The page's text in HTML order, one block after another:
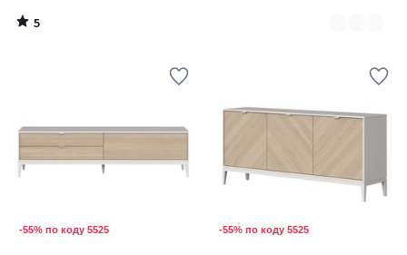
5
/
-55% по коду 5525 -55% по коду 5525